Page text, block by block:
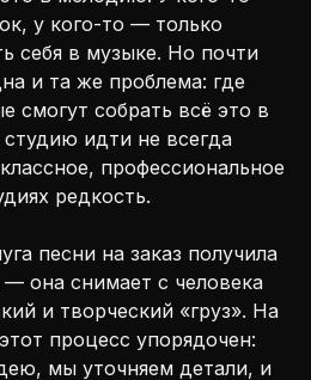
у кого-то — только
себя в музыке. Но почти
и та же проблема: где
смогут собрать всё это в
идти не всегда
профессиональное
редкость.
песни на заказ получила
она снимает с человека
и творческий «груз». На
процесс упорядочен:
мы уточняем детали, и